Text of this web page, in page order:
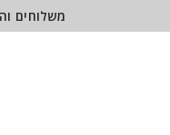
משלוחים